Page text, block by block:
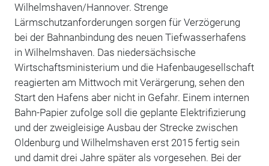
Wilhelmshaven/Hannover. Strenge
Lärmschutzanforderungen sorgen für Verzögerung
bei der Bahnanbindung des neuen Tiefwasserhafens
in Wilhelmshaven. Das niedersächsische
Wirtschaftsministerium und die Hafenbaugesellschaft
reagierten am Mittwoch mit Verärgerung, sehen den
Start den Hafens aber nicht in Gefahr. Einem internen
Bahn-Papier zufolge soll die geplante Elektrifizierung
und der zweigleisige Ausbau der Strecke zwischen
Oldenburg und Wilhelmshaven erst 2015 fertig sein
und damit drei Jahre später als vorgesehen. Bei der